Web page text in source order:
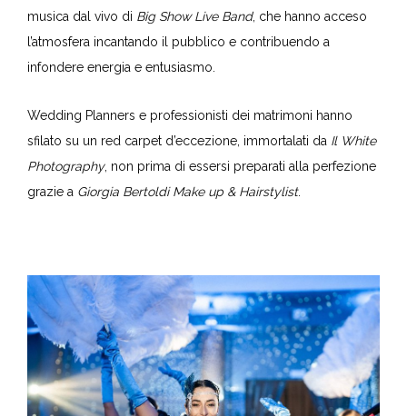
musica dal vivo di Big Show Live Band, che hanno acceso
l’atmosfera incantando il pubblico e contribuendo a
infondere energia e entusiasmo.
Wedding Planners e professionisti dei matrimoni hanno
sfilato su un red carpet d’eccezione, immortalati da Il White
Photography, non prima di essersi preparati alla perfezione
grazie a Giorgia Bertoldi Make up & Hairstylist.